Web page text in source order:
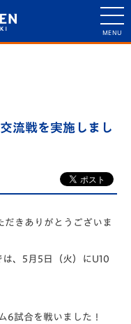
流戦を実施しまし
だきありがとうございま
、5月5日（火）にU10
6試合を戦いました！